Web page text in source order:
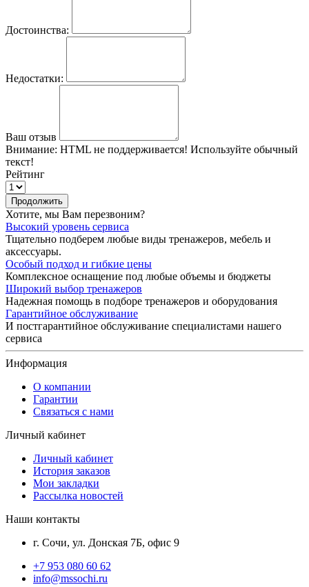
Достоинства:
Недостатки:
Ваш отзыв
Внимание: HTML не поддерживается! Используйте обычный
текст!
Рейтинг
Продолжить
Хотите, мы Вам перезвоним?
Высокий уровень сервиса
Тщательно подберем любые виды тренажеров, мебель и
аксессуары.
Особый подход и гибкие цены
Комплексное оснащение под любые объемы и бюджеты
Широкий выбор тренажеров
Надежная помощь в подборе тренажеров и оборудования
Гарантийное обслуживание
И постгарантийное обслуживание специалистами нашего
сервиса
Информация
О компании
Гарантии
Связаться с нами
Личный кабинет
Личный кабинет
История заказов
Мои закладки
Рассылка новостей
Наши контакты
г. Сочи, ул. Донская 7Б, офис 9
+7 953 080 60 62
info@mssochi.ru